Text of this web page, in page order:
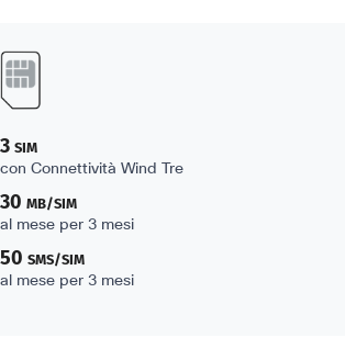
3 SIM
con Connettività Wind Tre
30 MB/SIM
al mese per 3 mesi
50 SMS/SIM
al mese per 3 mesi